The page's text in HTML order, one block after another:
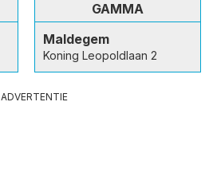
GAMMA
Maldegem
Koning Leopoldlaan 2
ADVERTENTIE